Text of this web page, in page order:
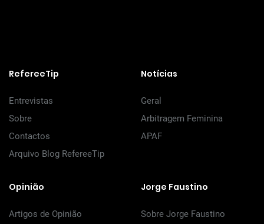
RefereeTip
Entrevistas
Sobre
Contactos
Arquivo Blog RefereeTip
Notícias
Geral
Arbitragem Feminina
APAF
Opinião
Artigos de Opinião
Jorge Faustino
Sobre Jorge Faustino